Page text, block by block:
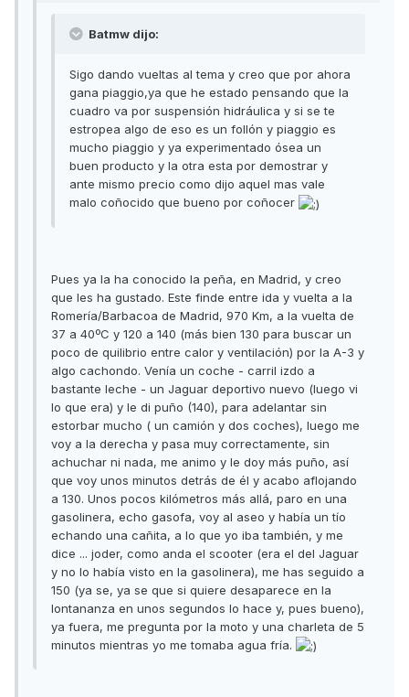
Batmw dijo:
Sigo dando vueltas al tema y creo que por ahora
gana piaggio,ya que he estado pensando que la
cuadro va por suspensión hidráulica y si se te
estropea algo de eso es un follón y piaggio es
mucho piaggio y ya experimentado ósea un
buen producto y la otra esta por demostrar y
ante mismo precio como dijo aquel mas vale
malo coñocido que bueno por coñocer
Pues ya la ha conocido la peña, en Madrid, y creo
que les ha gustado. Este finde entre ida y vuelta a la
Romería/Barbacoa de Madrid, 970 Km, a la vuelta de
37 a 40ºC y 120 a 140 (más bien 130 para buscar un
poco de quilibrio entre calor y ventilación) por la A-3 y
algo cachondo. Venía un coche - carril izdo a
bastante leche - un Jaguar deportivo nuevo (luego vi
lo que era) y le di puño (140), para adelantar sin
estorbar mucho ( un camión y dos coches), luego me
voy a la derecha y pasa muy correctamente, sin
achuchar ni nada, me animo y le doy más puño, así
que voy unos minutos detrás de él y acabo aflojando
a 130. Unos pocos kilómetros más allá, paro en una
gasolinera, echo gasofa, voy al aseo y había un tío
echando una cañita, a lo que yo iba también, y me
dice ... joder, como anda el scooter (era el del Jaguar
y no lo había visto en la gasolinera), me has seguido a
150 (ya se, ya se que si quiere desaparece en la
lontananza en unos segundos lo hace y, pues bueno),
ya fuera, me pregunta por la moto y una charleta de 5
minutos mientras yo me tomaba agua fría.